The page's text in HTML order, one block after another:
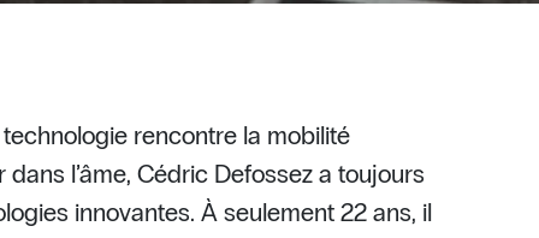
rencontre la mobilité
l’âme, Cédric Defossez a toujours
innovantes. À seulement 22 ans, il